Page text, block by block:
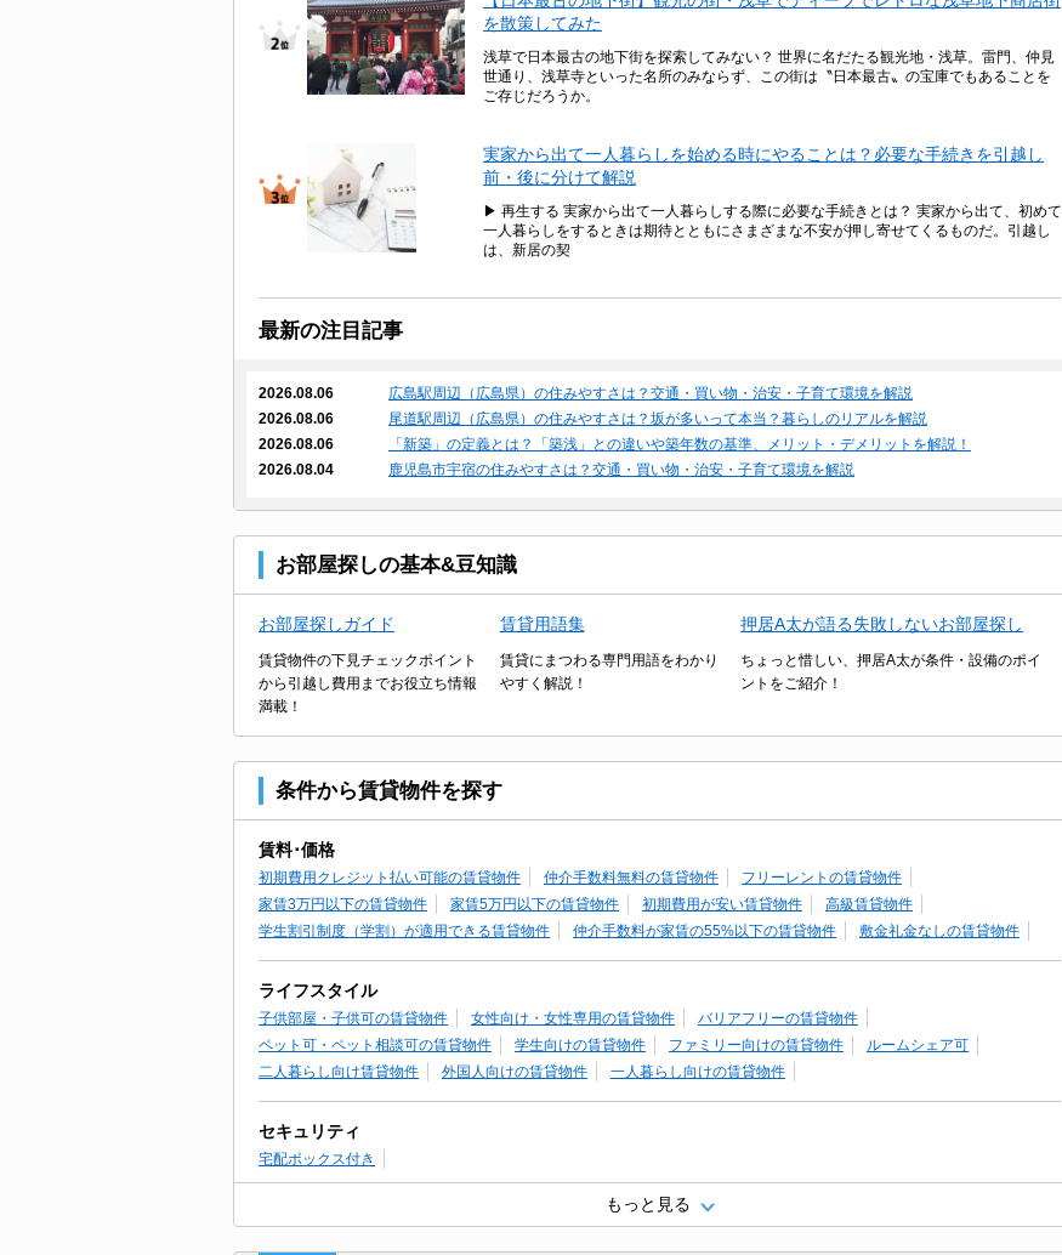
を散策してみた
浅草で日本最古の地下街を探索してみない？ 世界に名だたる観光地・浅草。雷門、仲見
世通り、浅草寺といった名所のみならず、この街は〝日本最古〟の宝庫でもあることを
ご存じだろうか。
実家から出て一人暮らしを始める時にやることは？必要な手続きを引越し
前・後に分けて解説
▶ 再生する 実家から出て一人暮らしする際に必要な手続きとは？ 実家から出て、初めて
一人暮らしをするときは期待とともにさまざまな不安が押し寄せてくるものだ。引越し
は、新居の契
最新の注目記事
2026.08.06
広島駅周辺（広島県）の住みやすさは？交通・買い物・治安・子育て環境を解説
2026.08.06
尾道駅周辺（広島県）の住みやすさは？坂が多いって本当？暮らしのリアルを解説
2026.08.06
「新築」の定義とは？「築浅」との違いや築年数の基準、メリット・デメリットを解説！
2026.08.04
鹿児島市宇宿の住みやすさは？交通・買い物・治安・子育て環境を解説
お部屋探しの基本&豆知識
お部屋探しガイド
賃貸物件の下見チェックポイント
から引越し費用までお役立ち情報
満載！
賃貸用語集
賃貸にまつわる専門用語をわかり
やすく解説！
押居A太が語る失敗しないお部屋探し
ちょっと惜しい、押居A太が条件・設備のポイ
ントをご紹介！
条件から賃貸物件を探す
賃料･価格
初期費用クレジット払い可能の賃貸物件 仲介手数料無料の賃貸物件
フリーレントの賃貸物件
家賃3万円以下の賃貸物件
家賃5万円以下の賃貸物件 初期費用が安い賃貸物件
高級賃貸物件
学生割引制度（学割）が適用できる賃貸物件
仲介手数料が家賃の55%以下の賃貸物件 敷金礼金なしの賃貸物件
ライフスタイル
子供部屋・子供可の賃貸物件 女性向け・女性専用の賃貸物件
バリアフリーの賃貸物件
ペット可・ペット相談可の賃貸物件
学生向けの賃貸物件 ファミリー向けの賃貸物件
ルームシェア可
二人暮らし向け賃貸物件
外国人向けの賃貸物件 一人暮らし向けの賃貸物件
セキュリティ
宅配ボックス付き
もっと見る